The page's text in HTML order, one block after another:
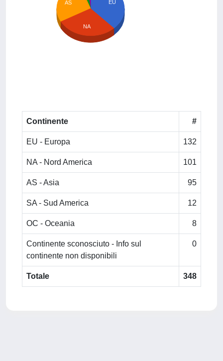
EU
AS
NA
Continente #
EU - Europa 132
NA - Nord America 101
AS - Asia 95
SA - Sud America 12
OC - Oceania 8
Continente sconosciuto - Info sul
continente non disponibili
0
Totale 348